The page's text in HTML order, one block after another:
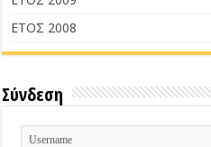
ΕΤΟΣ 2008
Σύνδεση